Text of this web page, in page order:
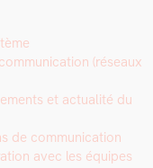
(réseaux
et actu­al­ité du
de com­mu­ni­ca­tion
avec les équipes